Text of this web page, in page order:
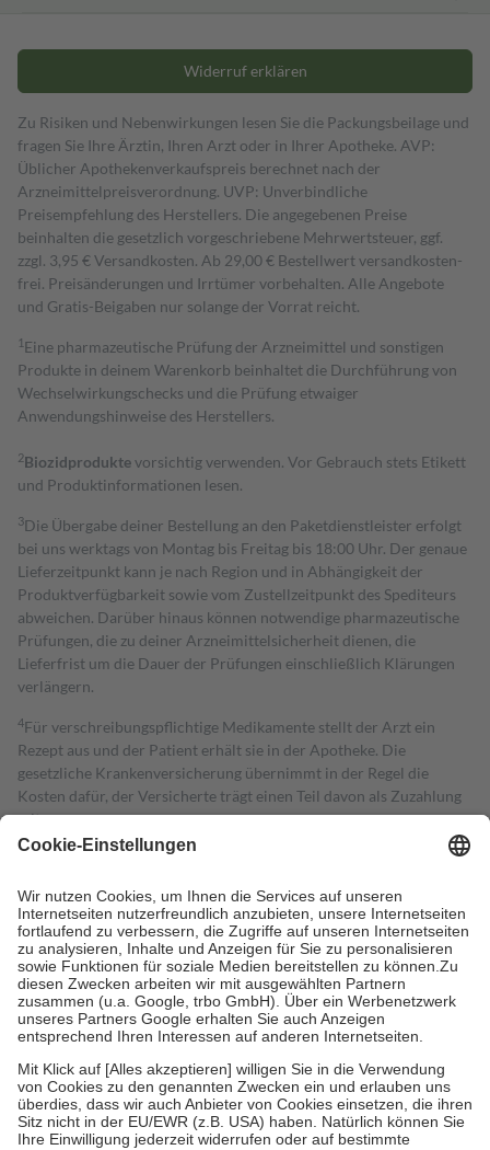
Widerruf erklären
Zu Risiken und Nebenwirkungen lesen Sie die Packungsbeilage und
fragen Sie Ihre Ärztin, Ihren Arzt oder in Ihrer Apotheke. AVP:
Üblicher Apothekenverkaufspreis berechnet nach der
Arzneimittelpreisverordnung. UVP: Unverbindliche
Preisempfehlung des Herstellers. Die angegebenen Preise
beinhalten die gesetzlich vorgeschriebene Mehrwertsteuer, ggf.
zzgl. 3,95 € Versandkosten. Ab 29,00 € Bestell­wert versand­kosten­
frei. Preisänderungen und Irrtümer vorbehalten. Alle Angebote
und Gratis-Beigaben nur solange der Vorrat reicht.
1 Eine pharmazeutische Prüfung der Arzneimittel und sonstigen
Produkte in deinem Warenkorb beinhaltet die Durchführung von
Wechselwirkungschecks und die Prüfung etwaiger
Anwendungshinweise des Herstellers.
2Biozidproduktevorsichtig verwenden. Vor Gebrauch stets Etikett
und Produktinformationen lesen.
3Die Übergabe deiner Bestellung an den Paketdienstleister erfolgt
bei uns werktags von Montag bis Freitag bis 18:00 Uhr. Der genaue
Lieferzeitpunkt kann je nach Region und in Abhängigkeit der
Produktverfügbarkeit sowie vom Zustellzeitpunkt des Spediteurs
abweichen. Darüber hinaus können notwendige pharmazeutische
Prüfungen, die zu deiner Arzneimittelsicherheit dienen, die
Lieferfrist um die Dauer der Prüfungen einschließlich Klärungen
verlängern.
4Für verschreibungspflichtige Medikamente stellt der Arzt ein
Rezept aus und der Patient erhält sie in der Apotheke. Die
gesetzliche Krankenversicherung übernimmt in der Regel die
Kosten dafür, der Versicherte trägt einen Teil davon als Zuzahlung
mit.
Grundsätzlich leisten Mitglieder Zuzahlungen in Höhe von zehn
höchstens zehn Euro.
Es sind jedoch nie mehr als die tatsächlichen
Kosten der Leistung zu entrichten.
Diese Regeln gelten grundsätzlich auch für Online-Apotheken.
Bei Heilmitteln und häuslicher Krankenpflege beträgt die
Zuzahlung zehn Prozent der Kosten sowie zehn Euro je
Verordnung.
Um das Engagement der Versicherten für ihre eigene Gesundheit zu
stärken und die besondere Stellung der Familie zu unterstützen,
fallenkeine Zuzahlungenan bei:
• Kindern und Jugendlichen bis zum vollendeten 18. Lebensjahr
mit Ausnahme der Fahrkosten
• Untersuchungen zur Vorsorge und Früherkennung, die von der